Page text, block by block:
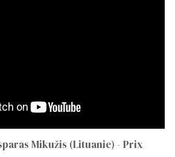
Mikužis (Lituanie) - Prix